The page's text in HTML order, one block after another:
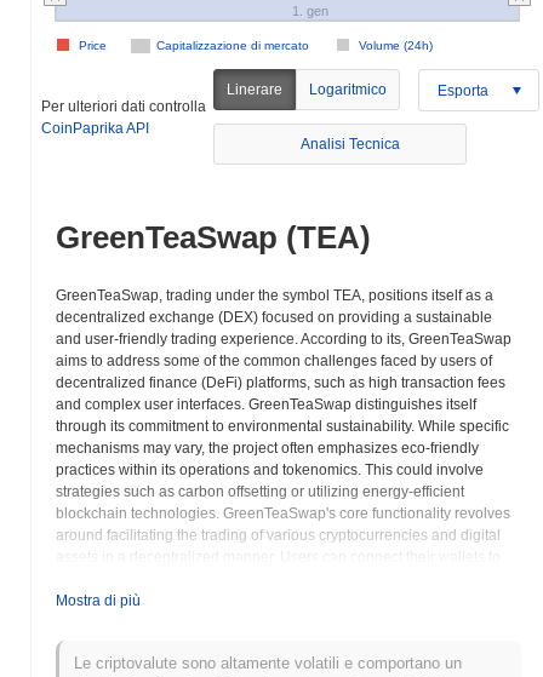
Capitalizzazione di mercato Volume (24h)
Price
1. gen
Per ulteriori dati controlla
CoinPaprika API
Linerare Logaritmico Esporta
Analisi Tecnica
GreenTeaSwap (TEA)
GreenTeaSwap, trading under the symbol TEA, positions itself as a
decentralized exchange (DEX) focused on providing a sustainable
and user-friendly trading experience. According to its, GreenTeaSwap
aims to address some of the common challenges faced by users of
decentralized finance (DeFi) platforms, such as high transaction fees
and complex user interfaces. GreenTeaSwap distinguishes itself
through its commitment to environmental sustainability. While specific
mechanisms may vary, the project often emphasizes eco-friendly
practices within its operations and tokenomics. This could involve
strategies such as carbon offsetting or utilizing energy-efficient
blockchain technologies. GreenTeaSwap's core functionality revolves
around facilitating the trading of various cryptocurrencies and digital
assets in a decentralized manner. Users can connect their wallets to
on intermediaries. The TEA token serves as the native token of the
token holders to participate in decisions related to the platform's
development and future direction. The TEA token may also offer
Mostra di più
Le criptovalute sono altamente volatili e comportano un